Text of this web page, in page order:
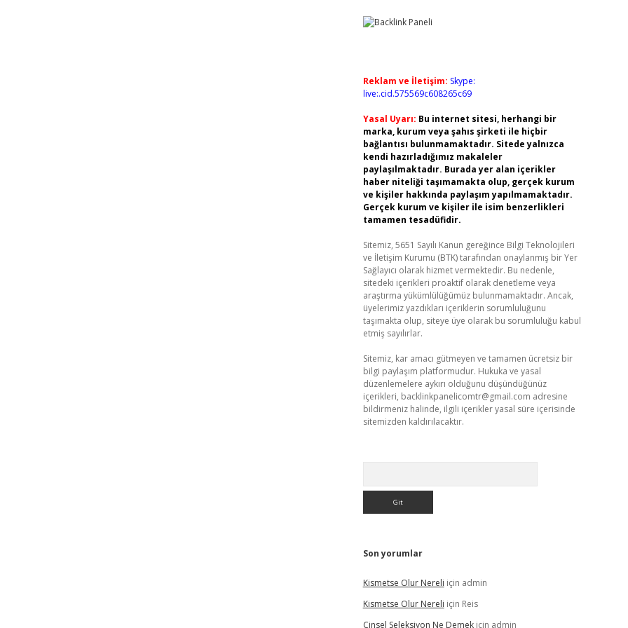
Reklam ve İletişim: Skype:
live:.cid.575569c608265c69
Yasal Uyarı: Bu internet sitesi, herhangi bir
marka, kurum veya şahıs şirketi ile hiçbir
bağlantısı bulunmamaktadır. Sitede yalnızca
kendi hazırladığımız makaleler
paylaşılmaktadır. Burada yer alan içerikler
haber niteliği taşımamakta olup, gerçek kurum
ve kişiler hakkında paylaşım yapılmamaktadır.
Gerçek kurum ve kişiler ile isim benzerlikleri
tamamen tesadüfidir.
Sitemiz, 5651 Sayılı Kanun gereğince Bilgi Teknolojileri
ve İletişim Kurumu (BTK) tarafından onaylanmış bir Yer
Sağlayıcı olarak hizmet vermektedir. Bu nedenle,
sitedeki içerikleri proaktif olarak denetleme veya
araştırma yükümlülüğümüz bulunmamaktadır. Ancak,
üyelerimiz yazdıkları içeriklerin sorumluluğunu
taşımakta olup, siteye üye olarak bu sorumluluğu kabul
etmiş sayılırlar.
Sitemiz, kar amacı gütmeyen ve tamamen ücretsiz bir
bilgi paylaşım platformudur. Hukuka ve yasal
düzenlemelere aykırı olduğunu düşündüğünüz
içerikleri, backlinkpanelicomtr@gmail.com adresine
bildirmeniz halinde, ilgili içerikler yasal süre içerisinde
sitemizden kaldırılacaktır.
Son yorumlar
Kismetse Olur Nereli için admin
Kismetse Olur Nereli için Reis
Cinsel Seleksiyon Ne Demekiçin admin